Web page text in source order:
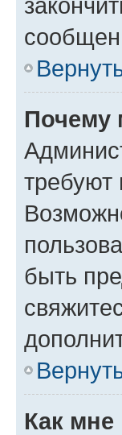
Почему
требуют
быть
Как